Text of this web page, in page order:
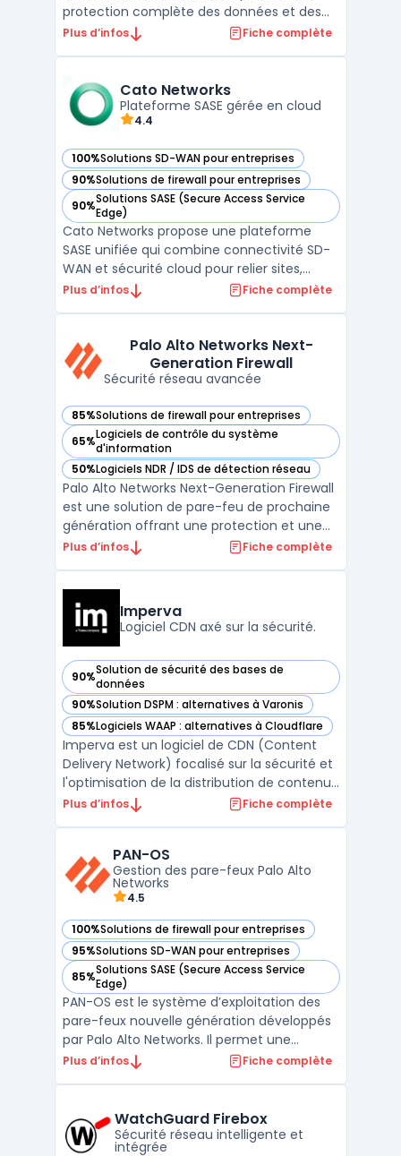
protection complète des données et des
applications dans les environnements
entreprises de contrôler et de sécuriser
l'accès à leurs données et ...
Plus d’infos Fiche complète
Cato Networks
Plateforme SASE gérée en cloud
4.4
100%Solutions SD-WAN pour entreprises
— voir Cato Networks dans cette catégorie
90%Solutions de firewall pour entreprises
— voir Cato Networks dans cette catégorie
90%Solutions SASE (Secure Access Service
Edge)
— voir Cato Networks dans cette catégorie
Cato Networks propose une plateforme
SASE unifiée qui combine connectivité SD-
WAN et sécurité cloud pour relier sites,
ressources cloud et utilisateurs mobiles. La
service, avec une approche zero trust
Plus d’infos Fiche complète
Palo Alto Networks Next-
Generation Firewall
Sécurité réseau avancée
85%Solutions de firewall pour entreprises
— voir Palo Alto Networks Next-Generation Firewall dans
65%Logiciels de contrôle du système
d'information
— voir Palo Alto Networks Next-Generation Firewall dans
50%Logiciels NDR / IDS de détection réseau
— voir Palo Alto Networks Next-Generation Firewall dans
Palo Alto Networks Next-Generation Firewall
est une solution de pare-feu de prochaine
génération offrant une protection et une
visibilité complètes pour les entreprises de
de sécurité grâce à une combinaison de
préventio ...
Plus d’infos Fiche complète
Imperva
Logiciel CDN axé sur la sécurité.
90%Solution de sécurité des bases de
données
— voir Imperva dans cette catégorie
90%Solution DSPM : alternatives à Varonis
— voir Imperva dans cette catégorie
85%Logiciels WAAP : alternatives à Cloudflare
— voir Imperva dans cette catégorie
Imperva est un logiciel de CDN (Content
Delivery Network) focalisé sur la sécurité et
l'optimisation de la distribution de contenus
digitaux. Sa technologie avancée assure
activement contre diverses menaces en
ligne ...
Plus d’infos Fiche complète
PAN-OS
Gestion des pare-feux Palo Alto
Networks
4.5
100%Solutions de firewall pour entreprises
— voir PAN-OS dans cette catégorie
95%Solutions SD-WAN pour entreprises
— voir PAN-OS dans cette catégorie
85%Solutions SASE (Secure Access Service
Edge)
— voir PAN-OS dans cette catégorie
PAN-OS est le système d’exploitation des
pare-feux nouvelle génération développés
par Palo Alto Networks. Il permet une
gestion avancée de la sécurité réseau en
assurent un contrôle précis des
applications, des u ...
Plus d’infos Fiche complète
WatchGuard Firebox
Sécurité réseau intelligente et
intégrée